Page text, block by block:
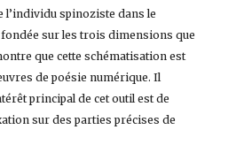
l’individu spinoziste dans le
sur les trois dimensions que
que cette schématisation est
de poésie numérique. Il
principal de cet outil est de
sur des parties précises de